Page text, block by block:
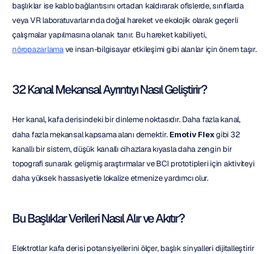
başlıklar ise kablo bağlantısını ortadan kaldırarak ofislerde, sınıflarda
veya VR laboratuvarlarında doğal hareket ve ekolojik olarak geçerli
nöropazarlama ve insan-bilgisayar etkileşimi gibi alanlar için önem taşır.
32 Kanal Mekansal Ayrıntıyı Nasıl Geliştirir?
Her kanal, kafa derisindeki bir dinleme noktasıdır. Daha fazla kanal,
daha fazla mekansal kapsama alanı demektir. Emotiv Flex gibi 32
kanallı bir sistem, düşük kanallı cihazlara kıyasla daha zengin bir
topografi sunarak gelişmiş araştırmalar ve BCI prototipleri için aktiviteyi
daha yüksek hassasiyetle lokalize etmenize yardımcı olur.
Bu Başlıklar Verileri Nasıl Alır ve Akıtır?
Elektrotlar kafa derisi potansiyellerini ölçer, başlık sinyalleri dijitalleştirir